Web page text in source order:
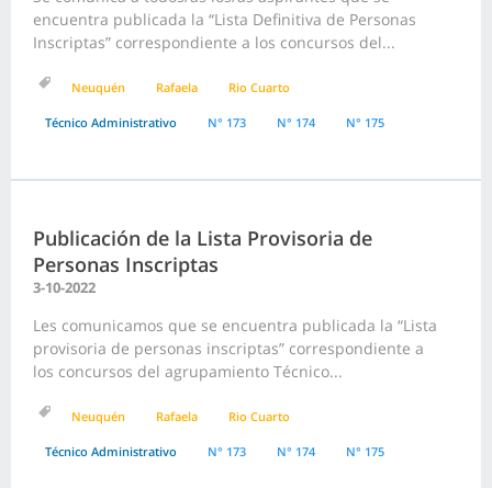
encuentra publicada la “Lista Definitiva de Personas
Inscriptas” correspondiente a los concursos del...
Neuquén Rafaela Rio Cuarto
Técnico Administrativo N° 173 N° 174 N° 175
Publicación de la Lista Provisoria de
Personas Inscriptas
3-10-2022
Les comunicamos que se encuentra publicada la “Lista
provisoria de personas inscriptas” correspondiente a
los concursos del agrupamiento Técnico...
Neuquén Rafaela Rio Cuarto
Técnico Administrativo N° 173 N° 174 N° 175